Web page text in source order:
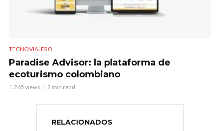
TECNOVIAJERO
Paradise Advisor: la plataforma de
ecoturismo colombiano
1.265 views 2 min read
RELACIONADOS